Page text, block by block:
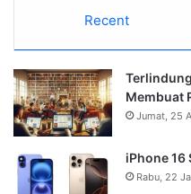
Recent
Membuat
Jumat, 25
iPhone 16
Rabu, 22